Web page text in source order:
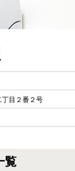
目２番２号
覧